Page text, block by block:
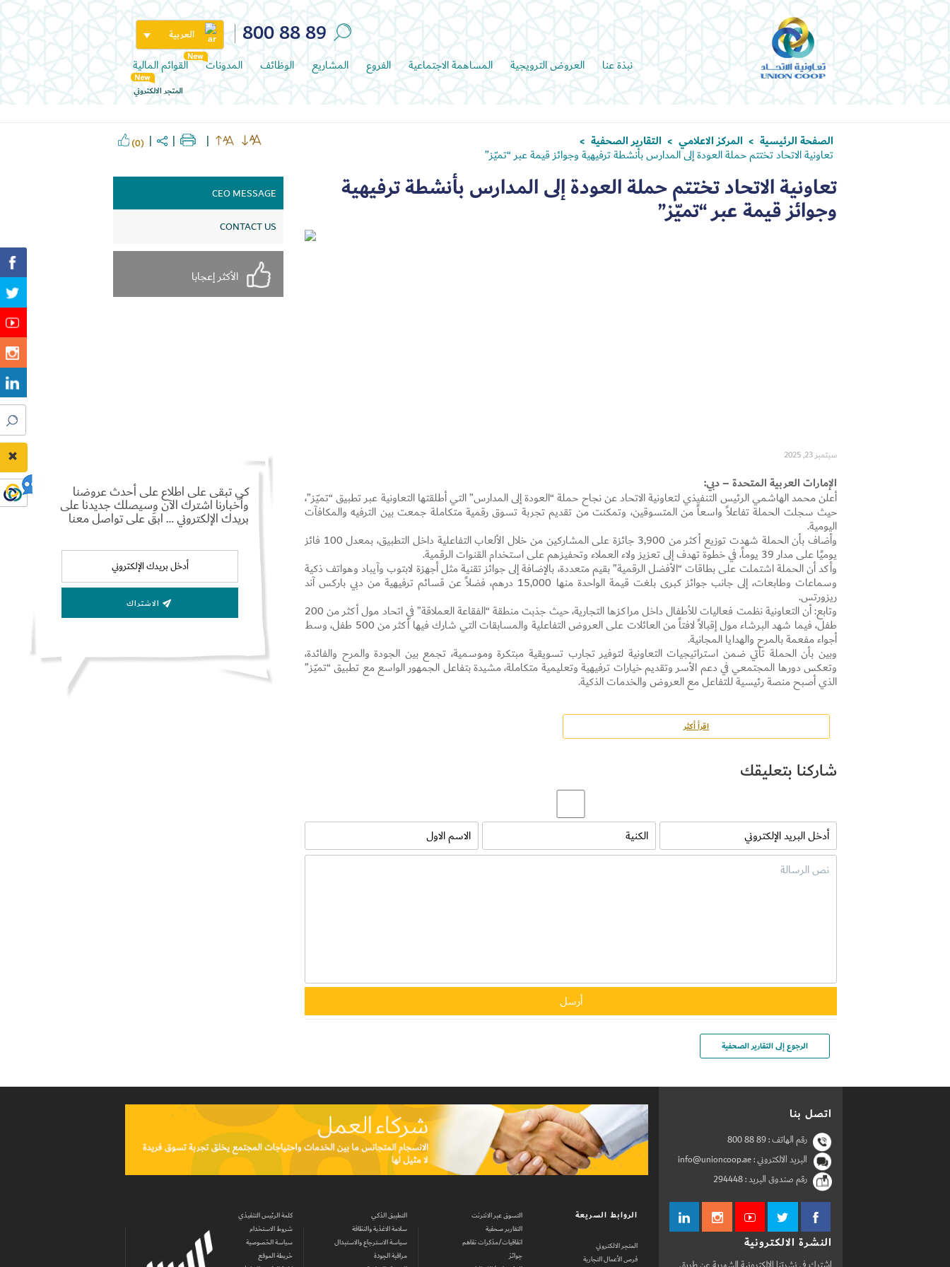
800 88 89 العربية
نبذة عنا العروض الترويجية المساهمة الاجتماعية الفروع المشاريع الوظائف المدونات القوائم المالية
المتجر الالكتروني
الصفحة الرئيسية > المركز الاعلامي > التقارير الصحفية >
تعاونية الاتحاد تختتم حملة العودة إلى المدارس بأنشطة ترفيهية وجوائز قيمة عبر “تميّز”
(0)
تعاونية الاتحاد تختتم حملة العودة إلى المدارس بأنشطة ترفيهية
وجوائز قيمة عبر “تميّز”
سبتمبر 23, 2025
الإمارات العربية المتحدة – دبي:
أعلن محمد الهاشمي الرئيس التنفيذي لتعاونية الاتحاد عن نجاح حملة “العودة إلى المدارس” التي أطلقتها التعاونية عبر تطبيق “تميّز”،
حيث سجلت الحملة تفاعلاً واسعاً من المتسوقين، وتمكنت من تقديم تجربة تسوق رقمية متكاملة جمعت بين الترفيه والمكافآت
اليومية.
وأضاف بأن الحملة شهدت توزيع أكثر من 3,900 جائزة على المشاركين من خلال الألعاب التفاعلية داخل التطبيق، بمعدل 100 فائز
يوميًا على مدار 39 يوماً، في خطوة تهدف إلى تعزيز ولاء العملاء وتحفيزهم على استخدام القنوات الرقمية.
وأكد أن الحملة اشتملت على بطاقات “الأفضل الرقمية” بقيم متعددة، بالإضافة إلى جوائز تقنية مثل أجهزة لابتوب وآيباد وهواتف ذكية
وسماعات وطابعات، إلى جانب جوائز كبرى بلغت قيمة الواحدة منها 15,000 درهم، فضلاً عن قسائم ترفيهية من دبي باركس آند
ريزورتس.
وتابع: أن التعاونية نظمت فعاليات للأطفال داخل مراكزها التجارية، حيث جذبت منطقة “الفقاعة العملاقة” في اتحاد مول أكثر من 200
طفل، فيما شهد البرشاء مول إقبالاً لافتاً من العائلات على العروض التفاعلية والمسابقات التي شارك فيها أكثر من 500 طفل، وسط
أجواء مفعمة بالمرح والهدايا المجانية.
وبين بأن الحملة تأتي ضمن استراتيجيات التعاونية لتوفير تجارب تسويقية مبتكرة وموسمية، تجمع بين الجودة والمرح والفائدة،
وتعكس دورها المجتمعي في دعم الأسر وتقديم خيارات ترفيهية وتعليمية متكاملة، مشيدة بتفاعل الجمهور الواسع مع تطبيق “تميّز”
الذي أصبح منصة رئيسية للتفاعل مع العروض والخدمات الذكية.
اقرأ أكثر
شاركنا بتعليقك
CEO MESSAGE
CONTACT US
الأكثر إعجابا
الرجوع إلى التقارير الصحفية
اتصل بنا
رقم الهاتف :800 88 89
البريد الالكتروني : info@unioncoop.ae
رقم صندوق البريد :294448
النشرة الالكترونية
الروابط السريعة
المتجر الالكتروني
فرص الأعمال التجارية
التسوق عبر الانترنت
التقارير صحفية
اتفاقيات/مذكرات تفاهم
جوائز
التطبيق الذكي
سلامة الاغذية والنظافة
سياسة الاسترجاع والاستبدال
مراقبة الجودة
كلمة الرئيس التنفيذي
شروط الاستخدام
سياسة الخصوصية
خريطة الموقع
كي تبقى على اطلاع على أحدث عروضنا
وأخبارنا اشترك الآن وسيصلك جديدنا على
بريدك الإلكتروني … ابقَ على تواصل معنا
Set Youtube Channel ID